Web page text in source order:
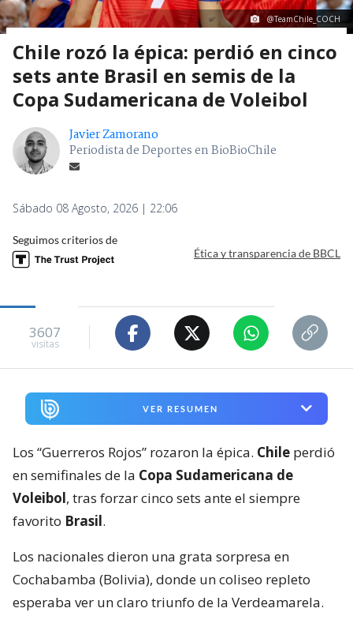
@TeamChile_COCH
Chile rozó la épica: perdió en cinco
sets ante Brasil en semis de la
Copa Sudamericana de Voleibol
Javier Zamorano
Periodista de Deportes en BioBioChile
Sábado 08 Agosto, 2026 | 22:06
Seguimos criterios de
Ética y transparencia de BBCL
3607
visitas
VER RESUMEN
Los “Guerreros Rojos” rozaron la épica. Chile perdió
en semifinales de la Copa Sudamericana de
Voleibol, tras forzar cinco sets ante el siempre
favorito Brasil.
Los nacionales dieron una grata sorpresa en
Cochabamba (Bolivia), donde un coliseo repleto
esperaba ver un claro triunfo de la Verdeamarela.